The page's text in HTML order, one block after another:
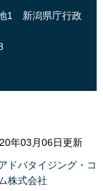
1 新潟県庁行政
年03月06日更新
ドバタイジング・コ
株式会社